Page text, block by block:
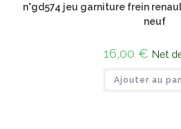
n°gd574 jeu garniture frein
neuf
16,00 € Net
Ajouter au